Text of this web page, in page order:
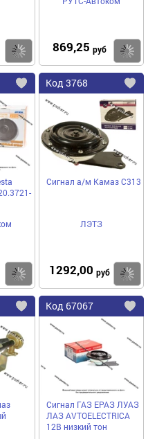
Купить
869,25 руб
Добавить
в
избранное
Купить
Код 3768
в
Сигнал а/м Камаз С313
ЛЭТЗ
1292,00 руб
Добавить
избранное
Код 67067
Сигнал ГАЗ ЕРАЗ ЛУАЗ
ЛАЗ AVTOELECTRICA
12В низкий тон